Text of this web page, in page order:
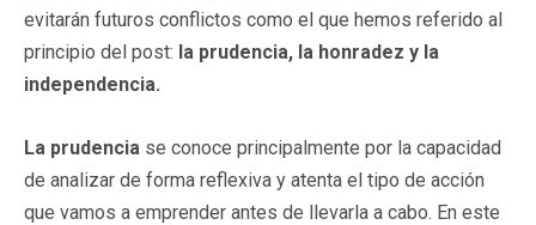
evitarán futuros conflictos como el que hemos referido al
principio del post: la prudencia, la honradez y la
independencia.
La prudencia se conoce principalmente por la capacidad
de analizar de forma reflexiva y atenta el tipo de acción
que vamos a emprender antes de llevarla a cabo. En este